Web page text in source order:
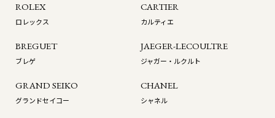
ROLEX
ロレックス
CARTIER
カルティエ
BREGUET
ブレゲ
JAEGER-LECOULTRE
ジャガー・ルクルト
GRAND SEIKO
グランドセイコー
CHANEL
シャネル